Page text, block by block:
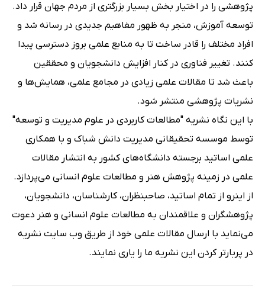
پژوهشی را در اختیار بخش بسیار بزرگتری از مردم جهان قرار داد.
توسعه آموزش، منجر به ظهور مفاهیم جدیدی در رسانه شد و
افراد مختلف را قادر ساخت تا به منابع علمی بروز دسترسی پیدا
کنند. تغییر فناوری در کنار افزایش دانشجویان و محققین
باعث شد تا مقالات علمی زیادی در مجامع علمی، همایش‌ها و
نشریات پژوهشی منتشر شود.
با این نگاه نشریه "مطالعات کاربردی در علوم مدیریت و توسعه"
توسط موسسه تحقیقانی مدیریت دانش شباک و با همکاری
علمی اساتید برجسته دانشگاه‌های کشور به انتشار مقالات
علمی در زمینه پژوهش هنر و مطالعات علوم انسانی می‌پردازد.
از اینرو از تمام اساتید، صاحبنظران، کارشناسان، دانشجویان،
پژوهشگران و علاقمندان به مطالعات علوم انسانی و هنر دعوت
می‌نماید با ارسال مقالات علمی خود از طریق وب سایت نشریه
در پربارتر کردن این نشریه ما را یاری نمایند.